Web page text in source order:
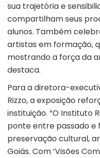
sua trajetória e
compartilham seus
alunos. Também
artistas em formação,
mostrando a força da
destaca.
Para a diretora-
Rizzo, a exposição
instituição. “O Instituto
ponte entre passado e
preservação cultural,
Goiás. Com ‘Visões